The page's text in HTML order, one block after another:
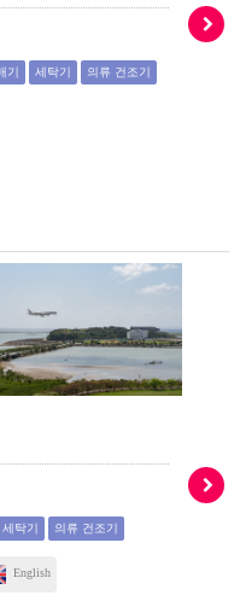
기 세탁기 의류 건조기
세탁기 의류 건조기
English